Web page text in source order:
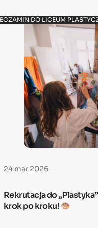
EGZAMIN DO LICEUM
24 mar 2026
Rekrutacja do
krok po kroku!